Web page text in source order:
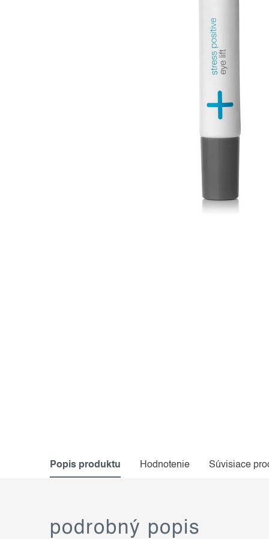
Popis produktu Hodnotenie Súvisiace
podrobný popis